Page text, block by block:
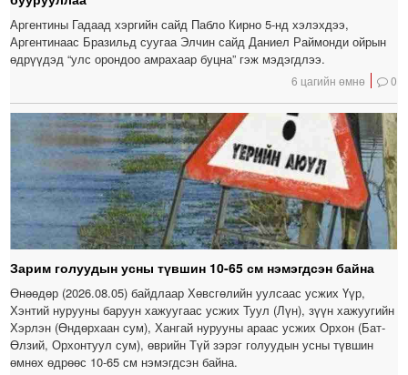
Аргентины Гадаад хэргийн сайд Пабло Кирно 5-нд хэлэхдээ,
Аргентинаас Бразильд суугаа Элчин сайд Даниел Раймонди ойрын
өдрүүдэд “улс орондоо амрахаар буцна” гэж мэдэгдлээ.
6 цагийн өмнө 0
Зарим голуудын усны түвшин 10-65 см нэмэгдсэн байна
Өнөөдөр (2026.08.05) байдлаар Хөвсгөлийн уулсаас усжих Үүр,
Хэнтий нурууны баруун хажуугаас усжих Туул (Лүн), зүүн хажуугийн
Хэрлэн (Өндөрхаан сум), Хангай нурууны араас усжих Орхон (Бат-
Өлзий, Орхонтуул сум), өврийн Түй зэрэг голуудын усны түвшин
өмнөх өдрөөс 10-65 см нэмэгдсэн байна.